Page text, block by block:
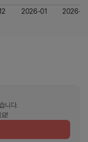
2026-01 2026-
니다.
!